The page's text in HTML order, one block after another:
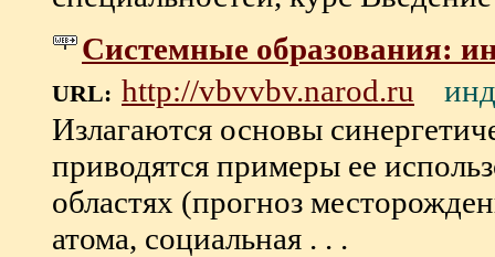
Системные образования:
URL: http://vbvvbv.narod.ru
Излагаются основы
приводятся примеры ее
областях (прогноз
атома, социальная . . .